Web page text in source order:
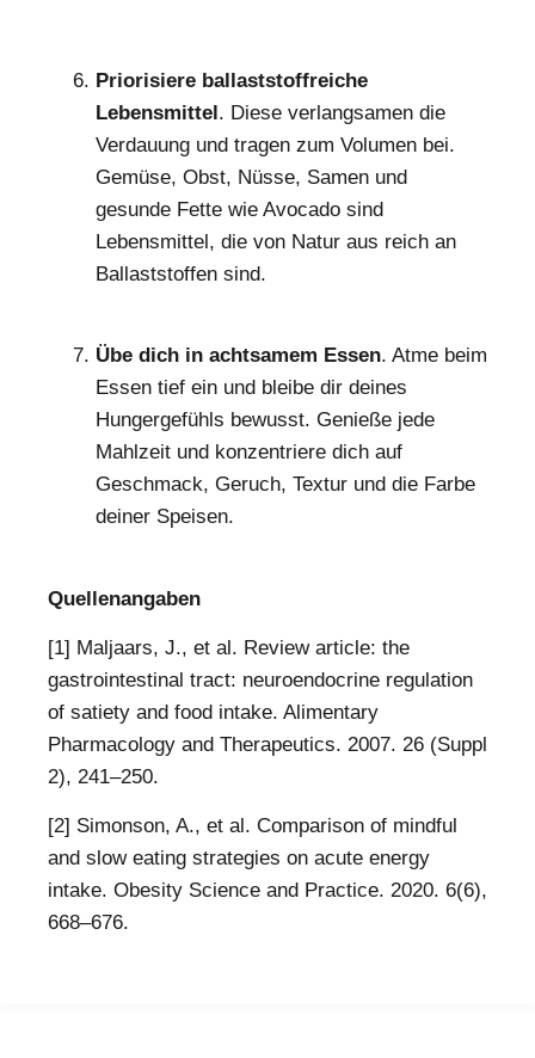
Priorisiere ballaststoffreiche
Lebensmittel. Diese verlangsamen die
Verdauung und tragen zum Volumen bei.
Gemüse, Obst, Nüsse, Samen und
gesunde Fette wie Avocado sind
Lebensmittel, die von Natur aus reich an
Ballaststoffen sind.
Übe dich in achtsamem Essen. Atme beim
Essen tief ein und bleibe dir deines
Hungergefühls bewusst. Genieße jede
Mahlzeit und konzentriere dich auf
Geschmack, Geruch, Textur und die Farbe
deiner Speisen.
Quellenangaben
[1] Maljaars, J., et al. Review article: the
gastrointestinal tract: neuroendocrine regulation
of satiety and food intake. Alimentary
Pharmacology and Therapeutics. 2007. 26 (Suppl
2), 241–250.
[2] Simonson, A., et al. Comparison of mindful
and slow eating strategies on acute energy
intake. Obesity Science and Practice. 2020. 6(6),
668–676.